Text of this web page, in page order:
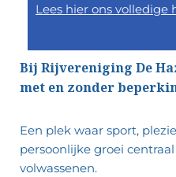
Lees hier ons volledige
Bij Rijvereniging De
met en zonder
Een plek waar sport,
persoonlijke groei
volwassenen.